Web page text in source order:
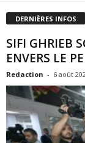
DERNIÈRES INFOS
SIFI GHRIEB
ENVERS LE
Redaction - 6 août